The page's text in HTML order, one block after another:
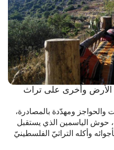
وأخرى على تراث
ومهدّدة بالمصادرة،
حوش الياسمين الذي يستقبل
وأكله التراثيّ الفلسطينيّ